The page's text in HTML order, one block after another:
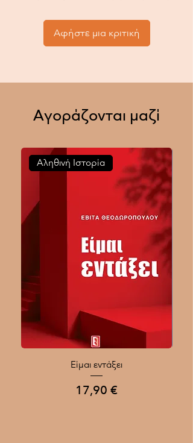
Αφήστε μια κριτική
Αγοράζονται μαζί
Αληθινή Ιστορία
Είμαι εντάξει
Τιμή
17,90 €